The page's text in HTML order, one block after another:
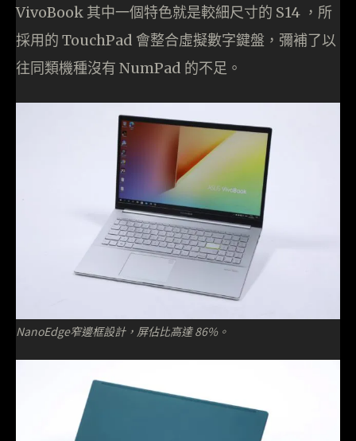
VivoBook 其中一個特色就是較細尺寸的 S14 ，所
採用的 TouchPad 會整合虛擬數字鍵盤，彌補了以
往同類機種沒有 NumPad 的不足。
NanoEdge窄邊框設計，屏佔比高達 86%。